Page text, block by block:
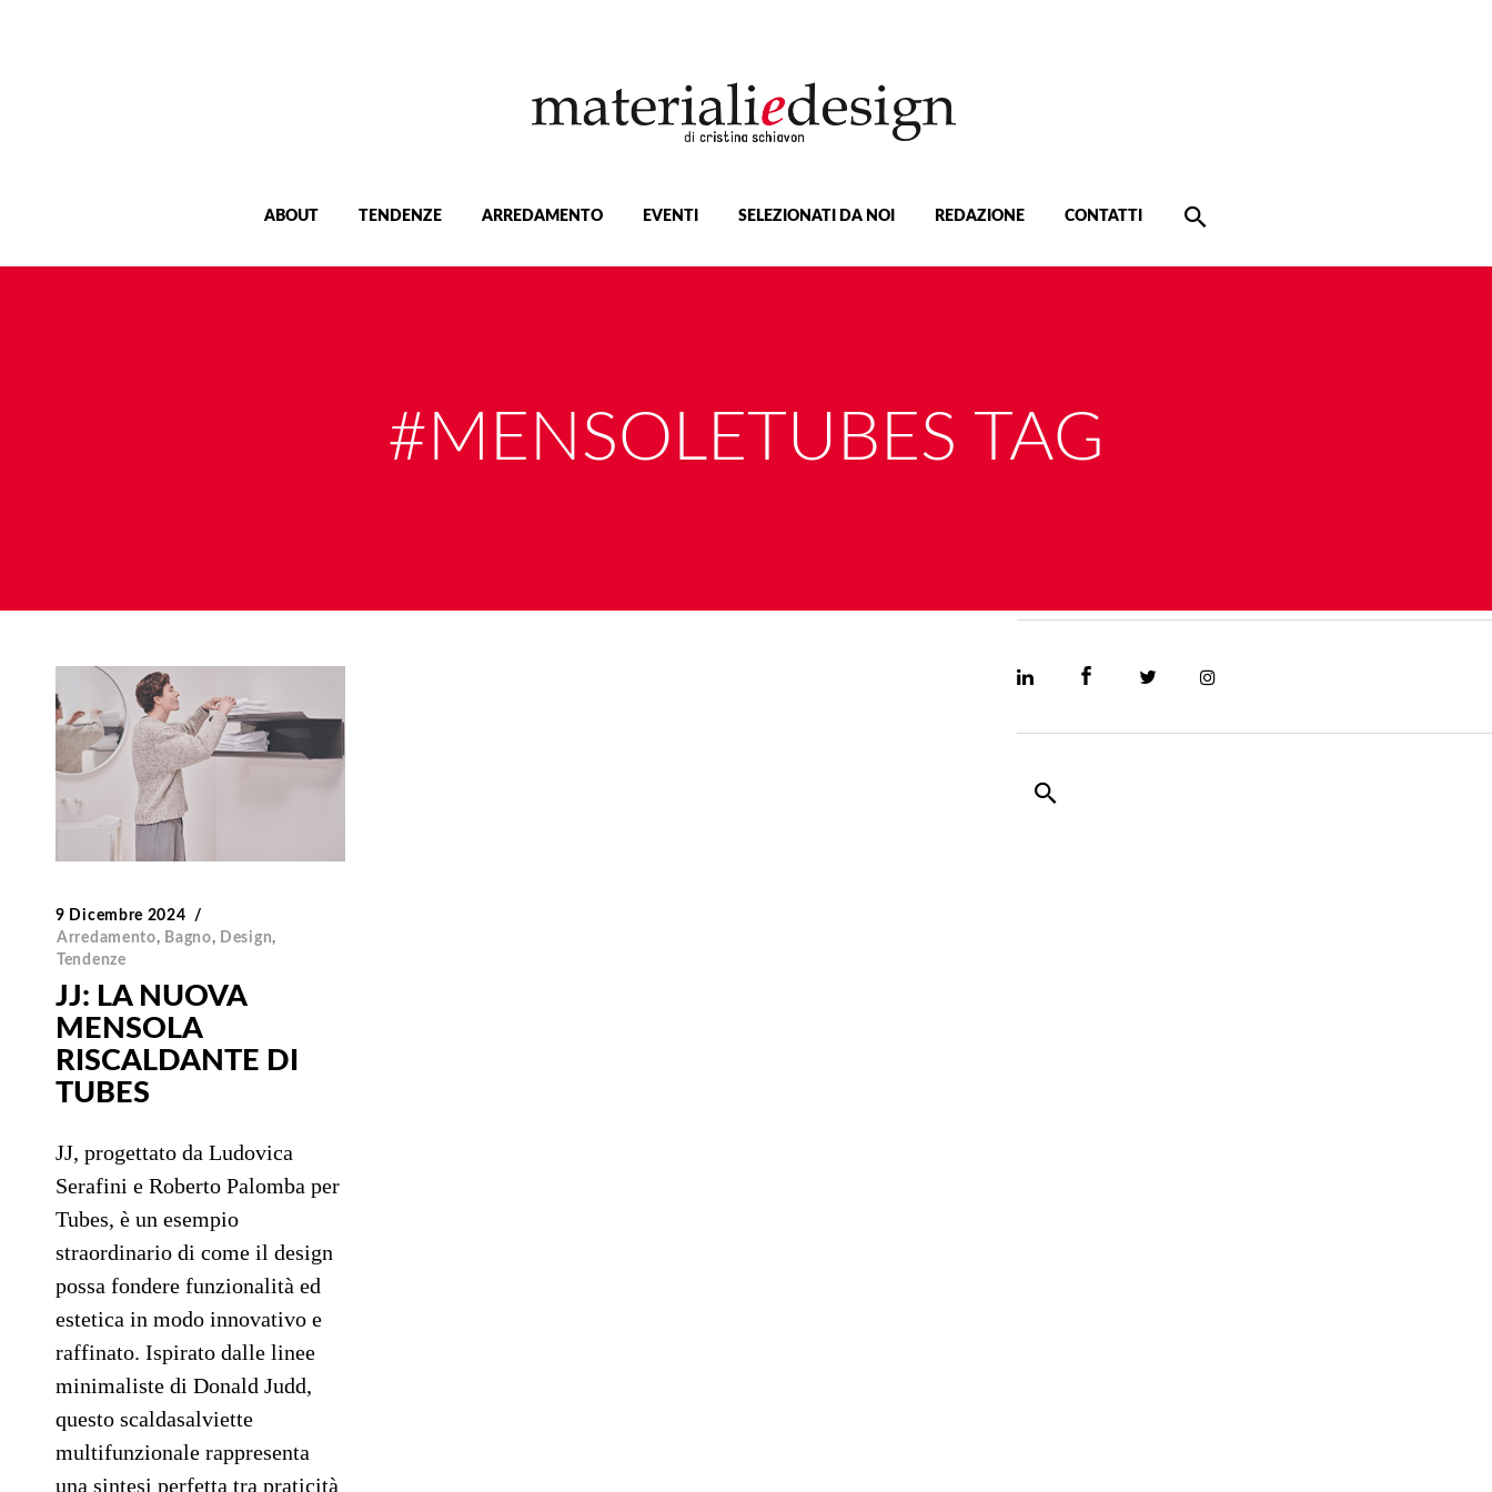
ABOUT TENDENZE ARREDAMENTO EVENTI SELEZIONATI DA NOI REDAZIONE CONTATTI
#MENSOLETUBES TAG
9 Dicembre 2024
Arredamento, Bagno, Design,
Tendenze
JJ: LA NUOVA
MENSOLA
RISCALDANTE DI
TUBES
JJ, progettato da Ludovica
Serafini e Roberto Palomba per
Tubes, è un esempio
straordinario di come il design
possa fondere funzionalità ed
estetica in modo innovativo e
raffinato. Ispirato dalle linee
minimaliste di Donald Judd,
questo scaldasalviette
multifunzionale rappresenta
una sintesi perfetta tra praticità